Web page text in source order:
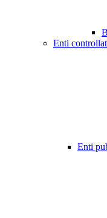
Enti
Enti